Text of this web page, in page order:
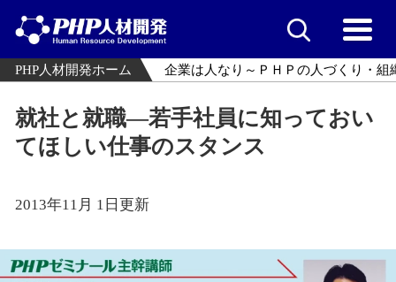
PHP人材開発ホーム 企業は人なり～ＰＨＰの人づくり・組
就社と就職―若手社員に知っておい
てほしい仕事のスタンス
2013年11月 1日更新